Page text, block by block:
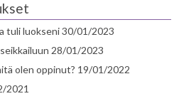
tuli luokseni30/01/2023
28/01/2023
olen oppinut? 19/01/2022
2021